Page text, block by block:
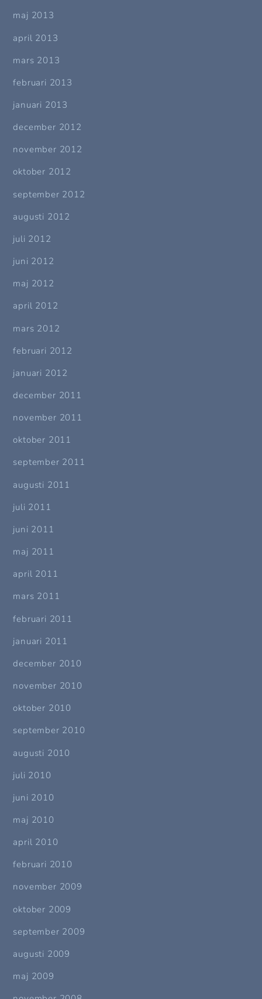
maj 2013
april 2013
mars 2013
februari 2013
januari 2013
december 2012
november 2012
oktober 2012
september 2012
augusti 2012
juli 2012
juni 2012
maj 2012
april 2012
mars 2012
februari 2012
januari 2012
december 2011
november 2011
oktober 2011
september 2011
augusti 2011
juli 2011
juni 2011
maj 2011
april 2011
mars 2011
februari 2011
januari 2011
december 2010
november 2010
oktober 2010
september 2010
augusti 2010
juli 2010
juni 2010
maj 2010
april 2010
februari 2010
november 2009
oktober 2009
september 2009
augusti 2009
maj 2009